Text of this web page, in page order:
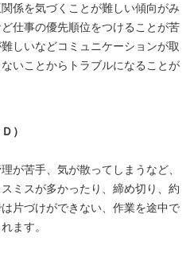
係を気づくことが難しい傾向がみ
仕事の優先順位をつけることが苦
しいなどコミュニケーションが取
いことからトラブルになることが
）
が苦手、気が散ってしまうなど、
ミスが多かったり、締め切り、約
片づけができない、作業を途中で
ます。